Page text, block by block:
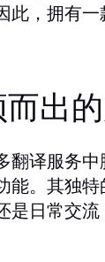
，拥有
出
译服务
。其独
日常交